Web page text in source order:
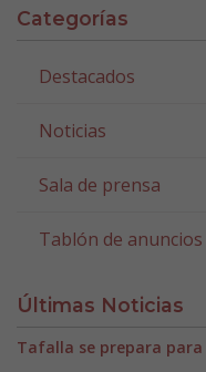
Categorías
Destacados
Noticias
Sala de prensa
Tablón de anuncios
Últimas Noticias
Tafalla se prepara para